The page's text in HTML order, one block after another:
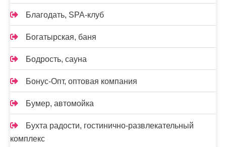
Благодать, SPA-клуб
Богатырская, баня
Бодрость, сауна
Бонус-Опт, оптовая компания
Бумер, автомойка
Бухта радости, гостинично-развлекательный
комплекс